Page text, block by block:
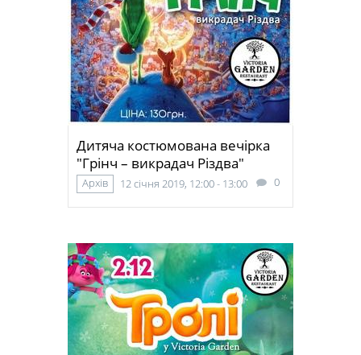
Дитяча костюмована вечірка
"Грінч – викрадач Різдва"
Архів 12 січня 2019, 12:00 - 13:00 0